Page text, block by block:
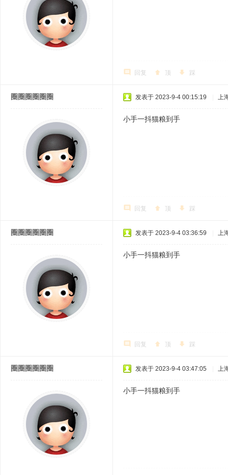
回复 顶 踩
圈圈圈圈圈圈 发表于 2023-9-4 00:15:19 上
小手一抖猫粮到手
回复 顶 踩
圈圈圈圈圈圈 发表于 2023-9-4 03:36:59 上
小手一抖猫粮到手
回复 顶 踩
圈圈圈圈圈圈 发表于 2023-9-4 03:47:05 上
小手一抖猫粮到手